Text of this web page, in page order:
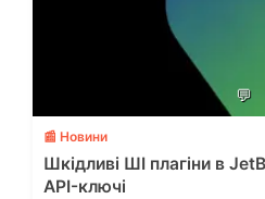
💬
📰 Новини
Шкідливі ШІ плагіни в
API-ключі